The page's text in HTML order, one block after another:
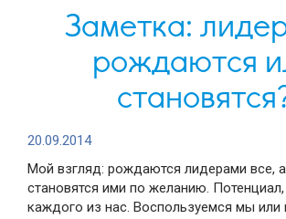
Заметка:
рождаются
20.09.2014
Мой взгляд: рождаются лидерами все,
становятся ими по желанию.
каждого из нас. Воспользуемся мы или